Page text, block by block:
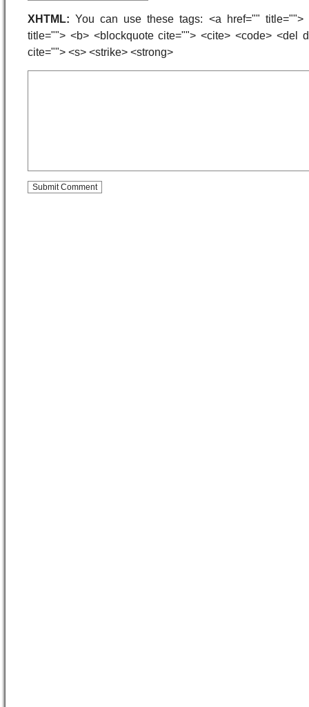
XHTML: You can use these tags: <a href="" title="">
title=""> <b> <blockquote cite=""> <cite> <code> <del
cite=""> <s> <strike> <strong>